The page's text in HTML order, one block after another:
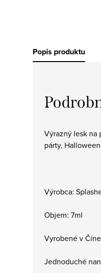
Popis produktu
Výrazný lesk
párty,
Výrobca:
Objem: 7ml
Vyrobené v Číne
Jednoduché